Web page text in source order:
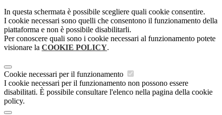
In questa schermata è possibile scegliere quali cookie consentire.
I cookie necessari sono quelli che consentono il funzionamento della
piattaforma e non è possibile disabilitarli.
Per conoscere quali sono i cookie necessari al funzionamento potete
visionare la COOKIE POLICY.
Cookie necessari per il funzionamento
I cookie necessari per il funzionamento non possono essere
disabilitati. È possibile consultare l'elenco nella pagina della cookie
policy.